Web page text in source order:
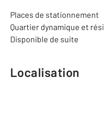
Places de stationnement
Quartier dynamique et
Disponible de suite
Localisation